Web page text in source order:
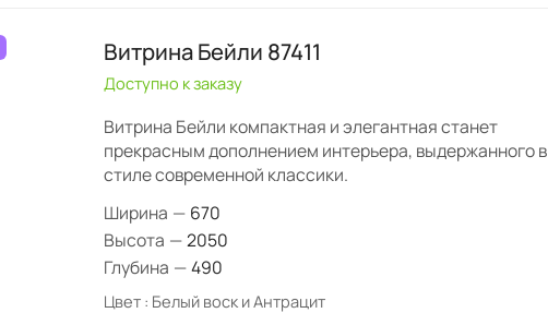
Витрина Бейли 87411
Доступно к заказу
Витрина Бейли компактная и элегантная станет
прекрасным дополнением интерьера, выдержанного в
стиле современной классики.
Ширина — 670
Высота —2050
Глубина —490
Цвет : Белый воск и Антрацит